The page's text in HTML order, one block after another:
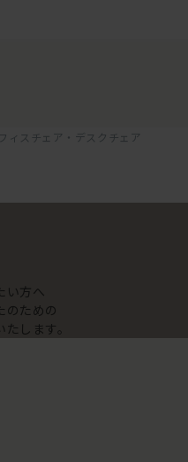
ィスチェア・デスクチェア
い方へ
のための
します。